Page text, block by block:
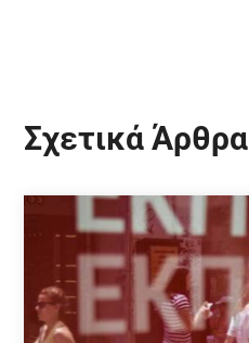
Σχετικά Άρθρα